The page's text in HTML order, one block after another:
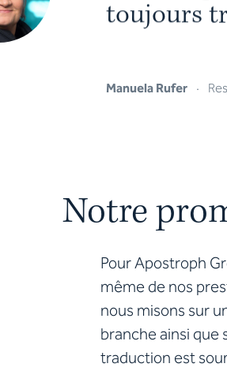
toujours t
Manuela Rufer ·
Notre
Pour Apostroph
même de nos
nous misons sur
branche ainsi
traduction est